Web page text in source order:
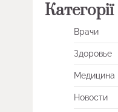
Категорії
Врачи
Здоровье
Медицина
Новости